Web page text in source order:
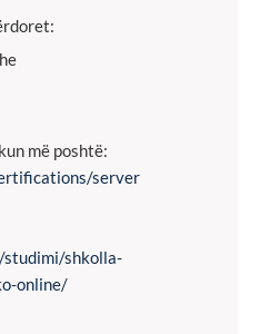
më poshtë:
server
shkolla-
online/